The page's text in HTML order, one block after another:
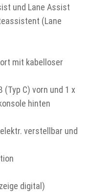
und Lane Assist
(Lane
mit kabelloser
(Typ C) vorn und 1 x
hinten
verstellbar und
digital)